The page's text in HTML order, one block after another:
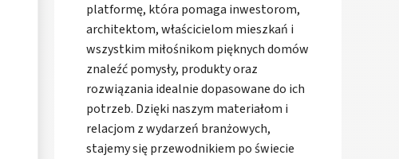
platformę, która pomaga inwestorom,
architektom, właścicielom mieszkań i
wszystkim miłośnikom pięknych domów
znaleźć pomysły, produkty oraz
rozwiązania idealnie dopasowane do ich
potrzeb. Dzięki naszym materiałom i
relacjom z wydarzeń branżowych,
stajemy się przewodnikiem po świecie